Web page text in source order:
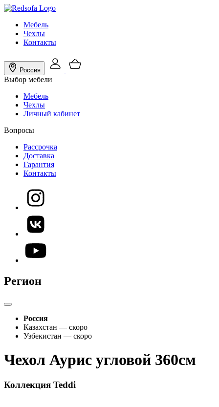
Мебель
Чехлы
Контакты
Россия
Выбор мебели
Мебель
Чехлы
Личный кабинет
Вопросы
Рассрочка
Доставка
Гарантия
Контакты
Регион
Россия
Казахстан — скоро
Узбекистан — скоро
Чехол Аурис угловой 360см
Коллекция Teddi